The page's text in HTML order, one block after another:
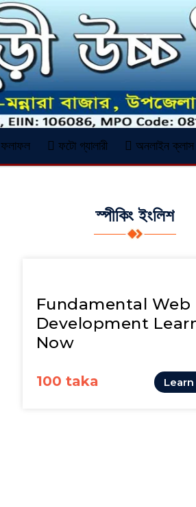
ফলাফল ফটো গ্যালারী অনলাইন ক্লাস
স্পীকিং ইংলিশ
Fundamental Web
Development
Now
100 taka